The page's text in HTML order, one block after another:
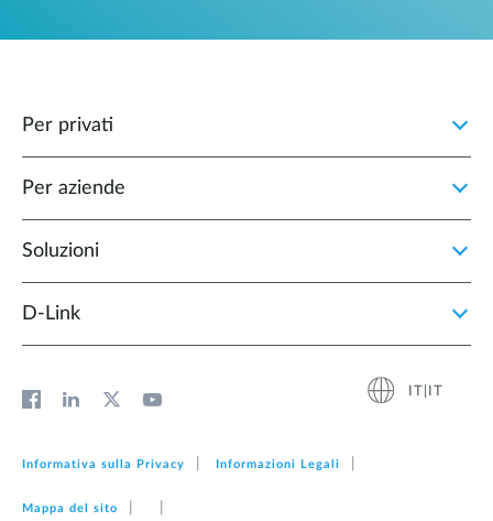
Per privati
Per aziende
Soluzioni
D‑Link
Informativa sulla Privacy Informazioni Legali
Mappa del sito